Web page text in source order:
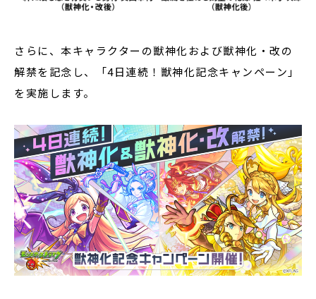
さらに、本キャラクターの獣神化および獣神化・改の
解禁を記念し、「4日連続！獣神化記念キャンペーン」
を実施します。